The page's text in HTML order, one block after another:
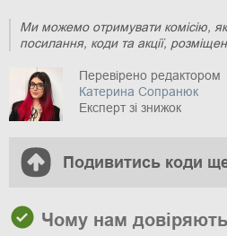
Ми можемо отримувати комісію,
посилання, коди та акції,
Перевірено редактором
Катерина Сопранюк
Експерт зі знижок
Подивитись коди
Чому нам довіряють